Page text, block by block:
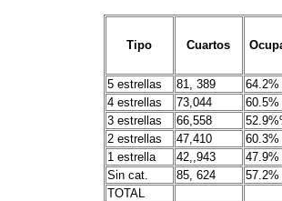
Tipo Cuartos
5 estrellas 81, 389
64.2%
4 estrellas
73,044
60.5%
3 estrellas
66,558
2 estrellas
47,410
60.3%
1 estrella
42,,943
47.9%
Sin cat.
85, 624
57.2%
TOTAL